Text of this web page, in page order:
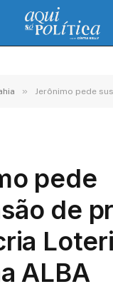
» Jerônimo pede suspensão de
pede
de
ALBA